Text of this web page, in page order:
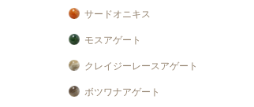
サードオニキス
モスアゲート
クレイジーレースアゲート
ボツワナアゲート